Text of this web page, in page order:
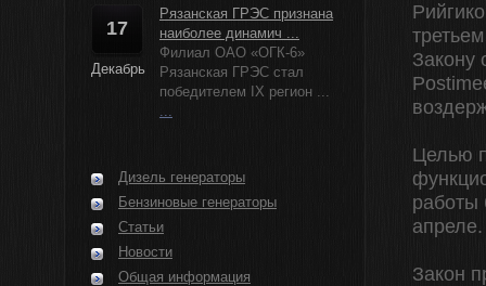
17
Декабрь
Рязанская ГРЭС признана
наиболее динамич ...
Филиал ОАО «ОГК-6»
Рязанская ГРЭС стал
победителем IX регион ...
...
Дизель генераторы
Бензиновые генераторы
Статьи
Новости
Общая информация
Закону
Целью
работы
апреле.
Закон